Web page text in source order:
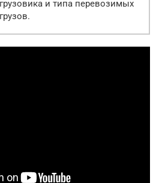
грузовика и типа перевозимых
грузов.